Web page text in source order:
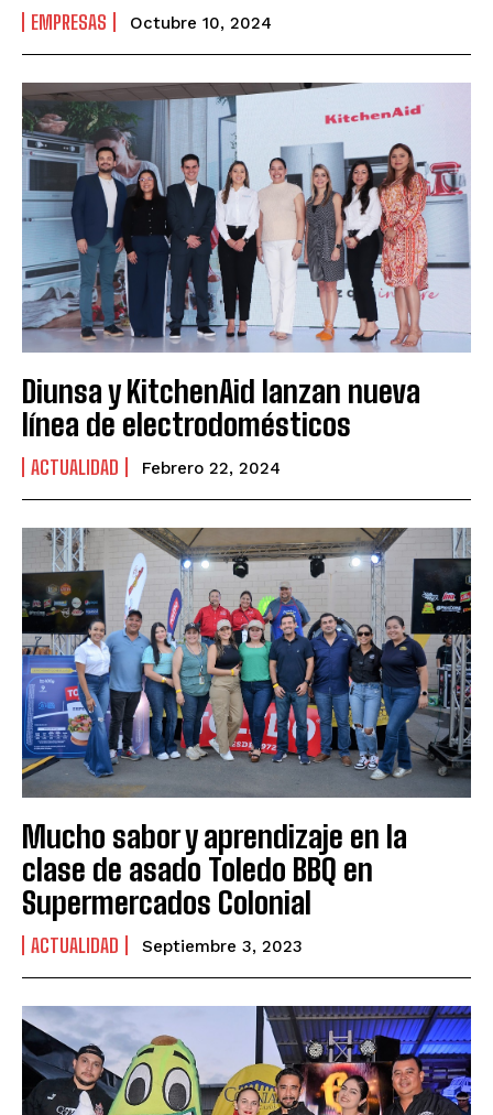
EMPRESAS Octubre 10, 2024
Diunsa y KitchenAid lanzan nueva
línea de electrodomésticos
ACTUALIDAD Febrero 22, 2024
Mucho sabor y aprendizaje en la
clase de asado Toledo BBQ en
Supermercados Colonial
ACTUALIDAD Septiembre 3, 2023